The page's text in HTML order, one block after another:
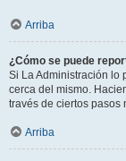
Arriba
¿Cómo se puede
Si La Administración lo
cerca del mismo.
través de ciertos pasos
Arriba